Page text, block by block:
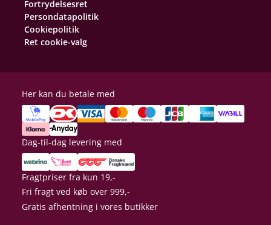
Fortrydelsesret
Persondatapolitik
Cookiepolitik
Ret cookie-valg
Her kan du betale med
Dag-til-dag levering med
Fragtpriser fra kun 19,-
Fri fragt ved køb over 999,-
Gratis afhentning i vores butikker